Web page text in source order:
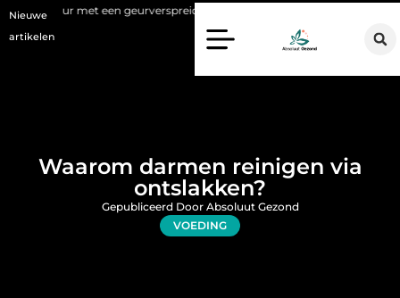
Nieuwe
artikelen
een geurverspreider Haaruitval aanpakken: wat een
Waarom darmen reinigen via
ontslakken?
VOEDING
Gepubliceerd Door Absoluut Gezond